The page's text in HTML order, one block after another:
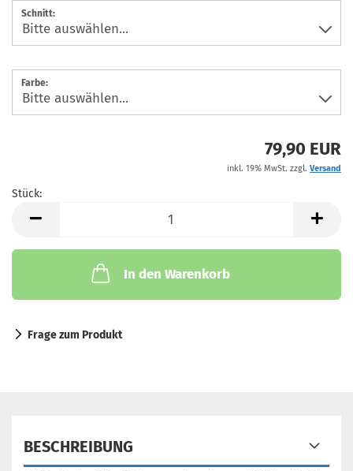
Schnitt:
Farbe:
79,90 EUR
inkl. 19% MwSt. zzgl. Versand
Stück:
In den Warenkorb
Frage zum Produkt
BESCHREIBUNG